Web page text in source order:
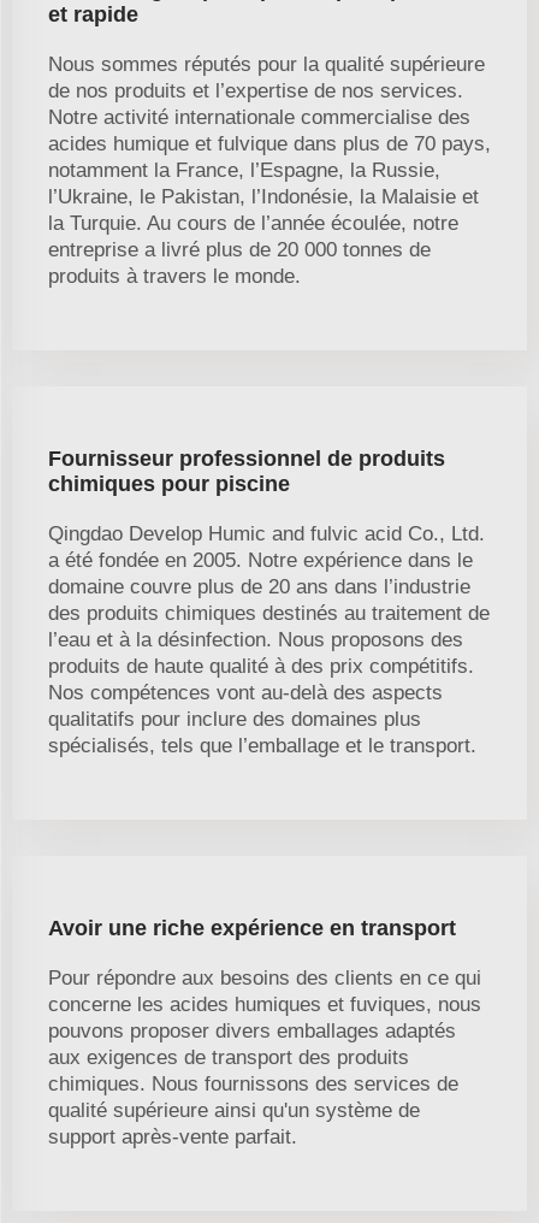
et rapide
Nous sommes réputés pour la qualité supérieure
de nos produits et l’expertise de nos services.
Notre activité internationale commercialise des
acides humique et fulvique dans plus de 70 pays,
notamment la France, l’Espagne, la Russie,
l’Ukraine, le Pakistan, l’Indonésie, la Malaisie et
la Turquie. Au cours de l’année écoulée, notre
entreprise a livré plus de 20 000 tonnes de
produits à travers le monde.
Fournisseur professionnel de produits
chimiques pour piscine
Qingdao Develop Humic and fulvic acid Co., Ltd.
a été fondée en 2005. Notre expérience dans le
domaine couvre plus de 20 ans dans l’industrie
des produits chimiques destinés au traitement de
l’eau et à la désinfection. Nous proposons des
produits de haute qualité à des prix compétitifs.
Nos compétences vont au-delà des aspects
qualitatifs pour inclure des domaines plus
spécialisés, tels que l’emballage et le transport.
Avoir une riche expérience en transport
Pour répondre aux besoins des clients en ce qui
concerne les acides humiques et fuviques, nous
pouvons proposer divers emballages adaptés
aux exigences de transport des produits
chimiques. Nous fournissons des services de
qualité supérieure ainsi qu'un système de
support après-vente parfait.